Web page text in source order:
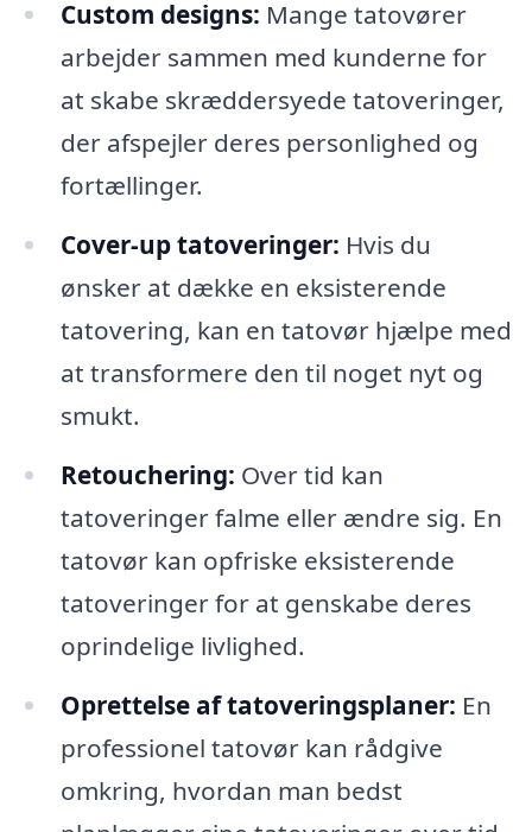
Custom designs: Mange tatovører
arbejder sammen med kunderne for
at skabe skræddersyede tatoveringer,
der afspejler deres personlighed og
fortællinger.
Cover-up tatoveringer: Hvis du
ønsker at dække en eksisterende
tatovering, kan en tatovør hjælpe med
at transformere den til noget nyt og
smukt.
Retouchering: Over tid kan
tatoveringer falme eller ændre sig. En
tatovør kan opfriske eksisterende
tatoveringer for at genskabe deres
oprindelige livlighed.
Oprettelse af tatoveringsplaner: En
professionel tatovør kan rådgive
omkring, hvordan man bedst